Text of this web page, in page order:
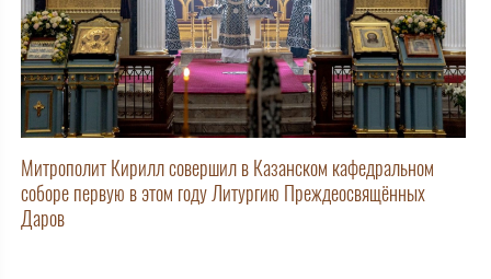
Митрополит Кирилл совершил в Казанском кафедральном
соборе первую в этом году Литургию Преждеосвящённых
Даров